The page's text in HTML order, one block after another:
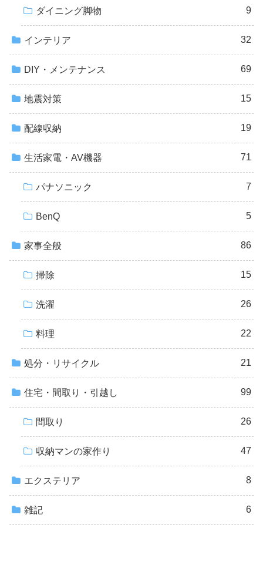
ダイニング脚物 9
インテリア 32
DIY・メンテナンス 69
地震対策 15
配線収納 19
生活家電・AV機器 71
パナソニック 7
BenQ 5
家事全般 86
掃除 15
洗濯 26
料理 22
処分・リサイクル 21
住宅・間取り・引越し 99
間取り 26
収納マンの家作り 47
エクステリア 8
雑記 6